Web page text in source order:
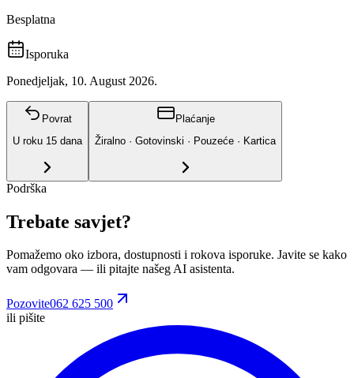
Besplatna
Isporuka
Ponedjeljak, 10. August 2026.
Povrat
U roku 15 dana
Plaćanje
Žiralno · Gotovinski · Pouzeće · Kartica
Podrška
Trebate savjet?
Pomažemo oko izbora, dostupnosti i rokova isporuke. Javite se kako
vam odgovara — ili pitajte našeg AI asistenta.
Pozovite062 625 500
ili pišite